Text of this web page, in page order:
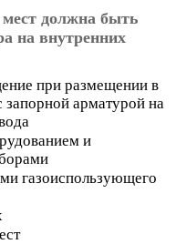
должна быть
на внутренних
при размещении в
запорной арматурой на
и
газоиспользующего